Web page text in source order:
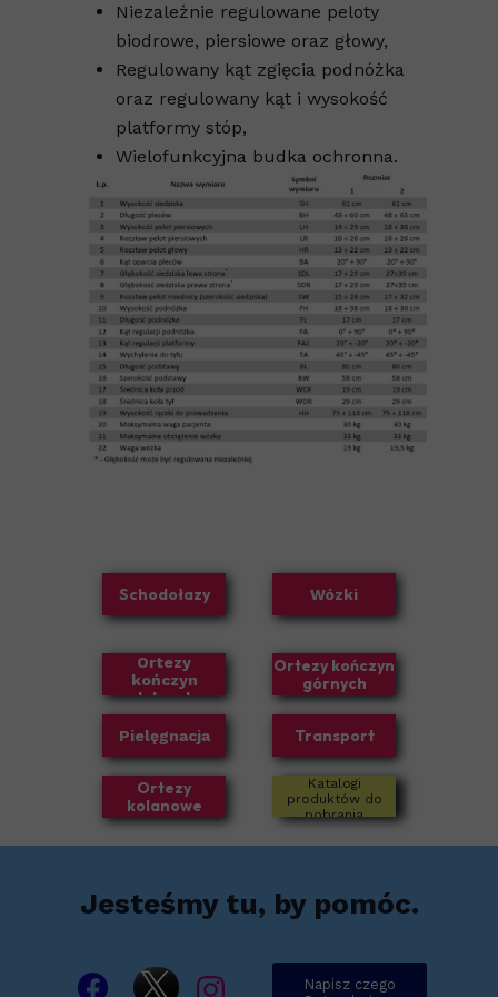
Niezależnie regulowane peloty
biodrowe, piersiowe oraz głowy,
Regulowany kąt zgięcia podnóżka
oraz regulowany kąt i wysokość
platformy stóp,
Wielofunkcyjna budka ochronna.
Katalogi
produktów do
pobrania
Ortezy
kolanowe
Wózki
Ortezy kończyn
górnych
Ortezy
kończyn
dolnych
Transport
Pielęgnacja
Schodołazy
Jesteśmy tu, by pomóc.
Napisz czego